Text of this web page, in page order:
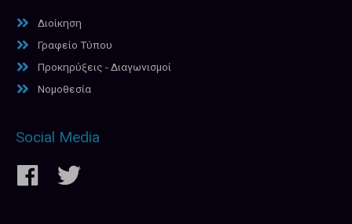
Διοίκηση
Γραφείο Τύπου
Προκηρύξεις - Διαγωνισμοί
Νομοθεσία
Social Media